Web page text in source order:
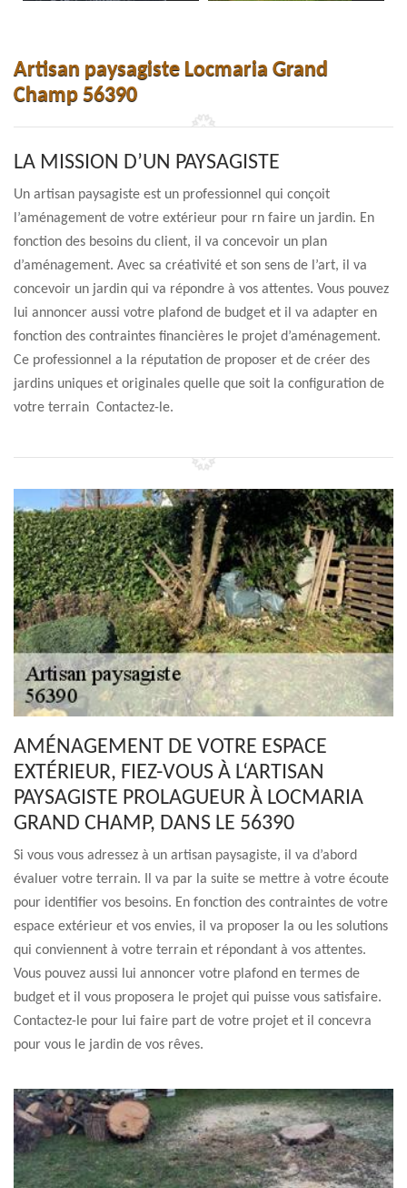
Artisan paysagiste Locmaria Grand
Champ 56390
LA MISSION D’UN PAYSAGISTE
Un artisan paysagiste est un professionnel qui conçoit
l’aménagement de votre extérieur pour rn faire un jardin. En
fonction des besoins du client, il va concevoir un plan
d’aménagement. Avec sa créativité et son sens de l’art, il va
concevoir un jardin qui va répondre à vos attentes. Vous pouvez
lui annoncer aussi votre plafond de budget et il va adapter en
fonction des contraintes financières le projet d’aménagement.
Ce professionnel a la réputation de proposer et de créer des
jardins uniques et originales quelle que soit la configuration de
votre terrain Contactez-le.
AMÉNAGEMENT DE VOTRE ESPACE
EXTÉRIEUR, FIEZ-VOUS À L‘ARTISAN
PAYSAGISTE PROLAGUEUR À LOCMARIA
GRAND CHAMP, DANS LE 56390
Si vous vous adressez à un artisan paysagiste, il va d’abord
évaluer votre terrain. Il va par la suite se mettre à votre écoute
pour identifier vos besoins. En fonction des contraintes de votre
espace extérieur et vos envies, il va proposer la ou les solutions
qui conviennent à votre terrain et répondant à vos attentes.
Vous pouvez aussi lui annoncer votre plafond en termes de
budget et il vous proposera le projet qui puisse vous satisfaire.
Contactez-le pour lui faire part de votre projet et il concevra
pour vous le jardin de vos rêves.